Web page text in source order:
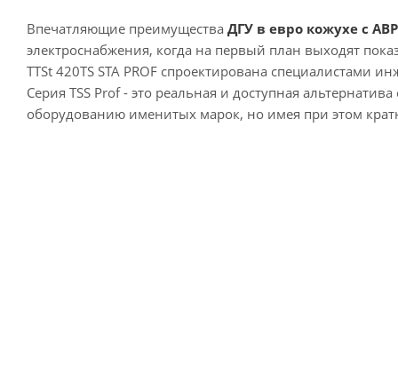
Впечатляющие преимущества ДГУ в евро кожухе с АВР
электроснабжения, когда на первый план выходят
TTSt 420TS STA PROF спроектирована специалистами
Серия TSS Prof - это реальная и доступная
оборудованию именитых марок, но имея при этом